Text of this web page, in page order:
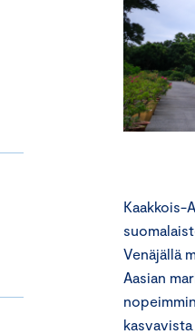
Kaakkois-
Venäjällä
Aasian